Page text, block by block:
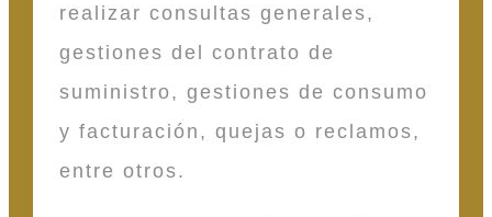
realizar consultas generales,
gestiones del contrato de
suministro, gestiones de consumo
y facturación, quejas o reclamos,
entre otros.